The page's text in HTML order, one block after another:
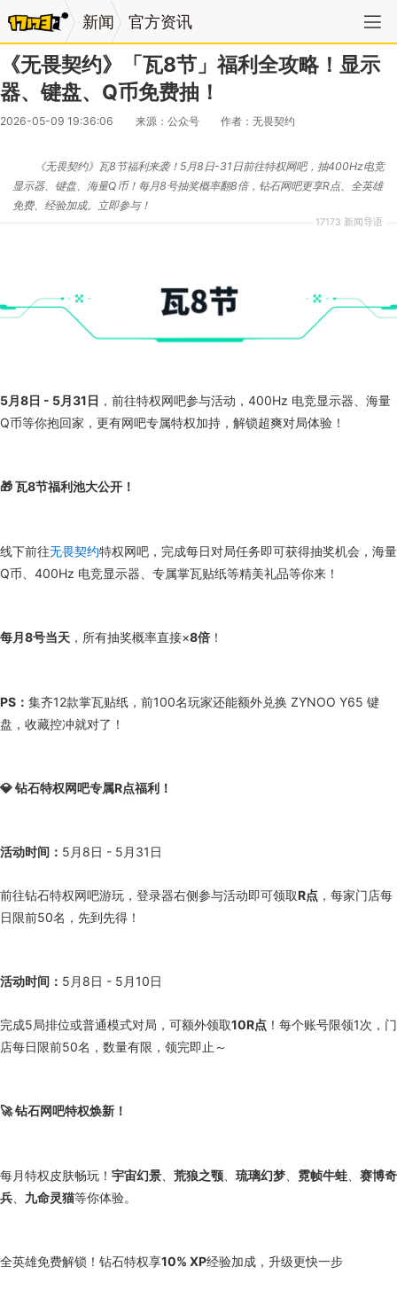
新闻 官方资讯
《无畏契约》「瓦8节」福利全攻略！显示
器、键盘、Q币免费抽！
2026-05-09 19:36:06 来源：公众号 作者：无畏契约
17173 新闻导语
《无畏契约》瓦8节福利来袭！5月8日-31日前往特权网吧，抽400Hz电竞
显示器、键盘、海量Q币！每月8号抽奖概率翻8倍，钻石网吧更享R点、全英雄
免费、经验加成。立即参与！
5月8日 - 5月31日 ，前往特权网吧参与活动，400Hz 电竞显示器、海量
Q币等你抱回家，更有网吧专属特权加持，解锁超爽对局体验！
🎁 瓦8节福利池大公开！
线下前往无畏契约特权网吧，完成每日对局任务即可获得抽奖机会，海量
Q币、400Hz 电竞显示器、专属掌瓦贴纸等精美礼品等你来！
每月8号当天 ，所有抽奖概率直接×8倍 ！
PS： 集齐12款掌瓦贴纸，前100名玩家还能额外兑换 ZYNOO Y65 键
盘，收藏控冲就对了！
💎 钻石特权网吧专属R点福利！
活动时间： 5月8日 - 5月31日
前往钻石特权网吧游玩，登录器右侧参与活动即可领取R点 ，每家门店每
日限前50名，先到先得！
活动时间： 5月8日 - 5月10日
完成5局排位或普通模式对局，可额外领取10R点 ！每个账号限领1次，门
店每日限前50名，数量有限，领完即止～
🚀 钻石网吧特权焕新！
每月特权皮肤畅玩！ 宇宙幻景 荒狼之颚 琉璃幻梦 霓帧牛蛙
赛博奇
兵
九命灵猫等你体验。
全英雄免费解锁！钻石特权享10% XP经验加成，升级更快一步